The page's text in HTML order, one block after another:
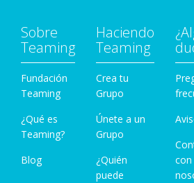
Sobre
Teaming
Fundación
Teaming
¿Qué es
Teaming?
Blog
Haciendo
Teaming
Crea tu
Grupo
Únete a un
Grupo
¿Quién
puede
con